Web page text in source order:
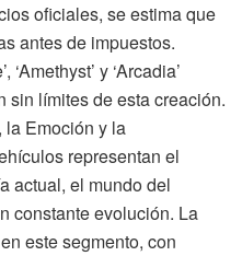
oficiales, se estima que
antes de impuestos.
y ‘Arcadia’
sin límites de esta creación.
la Emoción y la
representan el
actual, el mundo del
constante evolución. La
este segmento, con